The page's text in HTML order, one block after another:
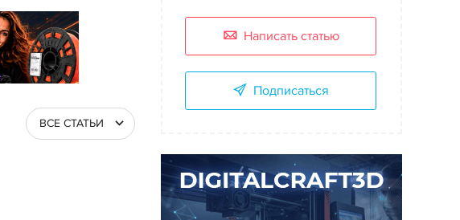
ВСЕ СТАТЬИ
Написать статью
Подписаться